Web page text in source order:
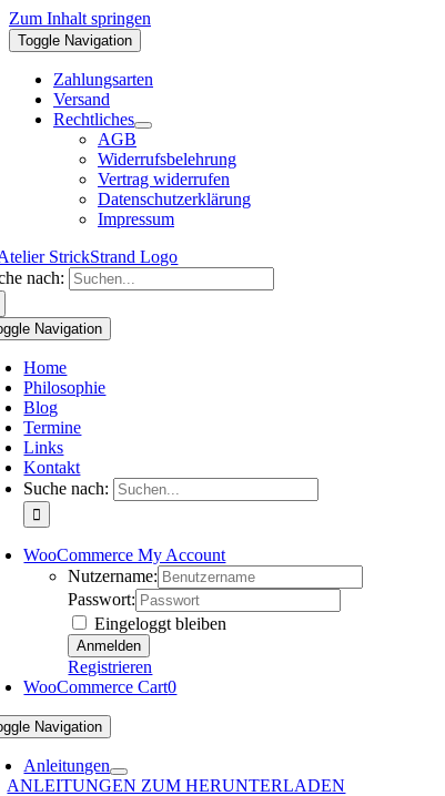
Zum Inhalt springen
Toggle Navigation
Zahlungsarten
Versand
Rechtliches
AGB
Widerrufsbelehrung
Vertrag widerrufen
Datenschutzerklärung
Impressum
nach:
Navigation
Home
Philosophie
Blog
Termine
Links
Kontakt
Suche nach:
WooCommerce My Account
Nutzername:
Passwort:
Eingeloggt bleiben
Registrieren
WooCommerce Cart0
Navigation
Anleitungen
ANLEITUNGEN ZUM HERUNTERLADEN